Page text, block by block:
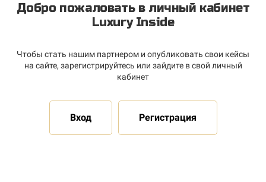
Добро пожаловать в личный кабинет
Luxury Inside
Чтобы стать нашим партнером и опубликовать свои кейсы
на сайте, зарегистрируйтесь или зайдите в свой личный
кабинет
Вход Регистрация